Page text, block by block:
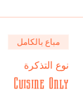
مباع بالكامل
نوع التذكرة
Cuisine Only